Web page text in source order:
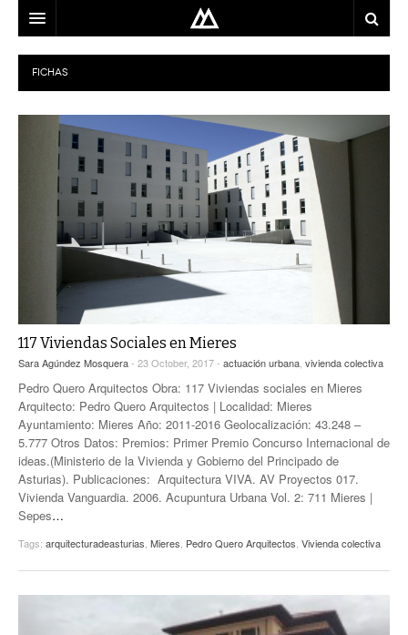
ARQUITECTO
LOCALIZACIÓN
MAPA
USO
EQUIPO
BLOG
CONTACTO
FICHAS
117 Viviendas Sociales en Mieres
Sara Agúndez Mosquera- 23 October, 2017 - actuación urbana vivienda colectiva
Pedro Quero Arquitectos Obra: 117 Viviendas sociales en Mieres
Arquitecto: Pedro Quero Arquitectos | Localidad: Mieres
Ayuntamiento: Mieres Año: 2011-2016 Geolocalización: 43.248 –
5.777 Otros Datos: Premios: Primer Premio Concurso Internacional de
ideas.(Ministerio de la Vivienda y Gobierno del Principado de
Asturias). Publicaciones: Arquitectura VIVA. AV Proyectos 017.
Vivienda Vanguardia. 2006. Acupuntura Urbana Vol. 2: 711 Mieres |
Sepes…
Tags: arquitecturadeasturias Mieres Pedro Quero Arquitectos Vivienda colectiva